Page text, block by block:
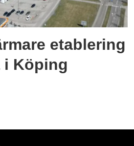
etablering
i Köping